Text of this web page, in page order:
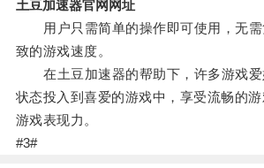
土豆加速器官网网址
用户只需简单的操作即可使用，无需
致的游戏速度。
在土豆加速器的帮助下，许多游戏爱
状态投入到喜爱的游戏中，享受流畅的
游戏表现力。
#3#